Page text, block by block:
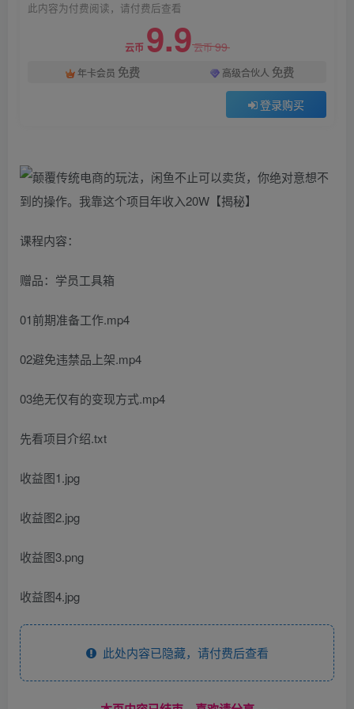
此内容为付费阅读，请付费后查看
云币 9.9云币99
年卡会员 免费 高级合伙人 免费
登录购买
课程内容：
赠品：学员工具箱
01前期准备工作.mp4
02避免违禁品上架.mp4
03绝无仅有的变现方式.mp4
先看项目介绍.txt
收益图1.jpg
收益图2.jpg
收益图3.png
收益图4.jpg
此处内容已隐藏，请付费后查看